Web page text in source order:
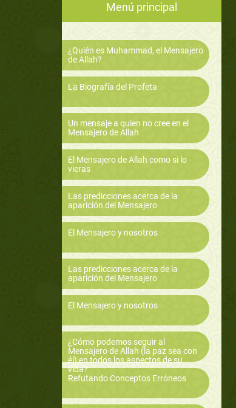
Menú principal
¿Quién es Muhammad, el Mensajero
de Allah?
La Biografía del Profeta
Un mensaje a quien no cree en el
Mensajero de Allah
El Mensajero de Allah como si lo
vieras
Las predicciones acerca de la
aparición del Mensajero
El Mensajero y nosotros
Las predicciones acerca de la
aparición del Mensajero
El Mensajero y nosotros
¿Cómo podemos seguir al
Mensajero de Allah (la paz sea con
él) en todos los aspectos de su
vida?
Refutando Conceptos Erróneos